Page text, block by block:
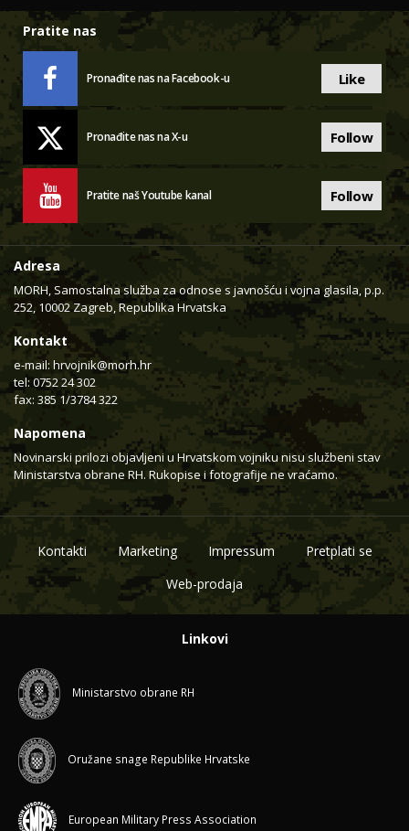
Pratite nas
Pronađite nas na Facebook-u Like
Pronađite nas na X-u Follow
Pratite naš Youtube kanal Follow
Adresa
MORH, Samostalna služba za odnose s javnošću i vojna glasila, p.p.
252, 10002 Zagreb, Republika Hrvatska
Kontakt
e-mail: hrvojnik@morh.hr
tel: 0752 24 302
fax: 385 1/3784 322
Napomena
Novinarski prilozi objavljeni u Hrvatskom vojniku nisu službeni stav
Ministarstva obrane RH. Rukopise i fotografije ne vraćamo.
Kontakti Marketing Impressum
Pretplati se
Web-prodaja
Linkovi
Ministarstvo obrane RH
Oružane snage Republike Hrvatske
European Military Press Association